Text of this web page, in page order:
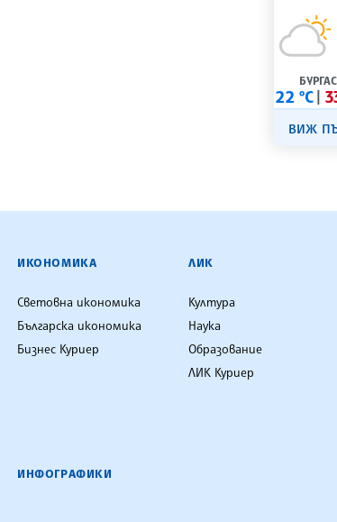
БУРГАС
22 °C
ВИЖ
ИКОНОМИКА
Световна икономика
Българска икономика
Бизнес Куриер
ЛИК
Култура
Наука
Образование
ЛИК Куриер
ИНФОГРАФИКИ